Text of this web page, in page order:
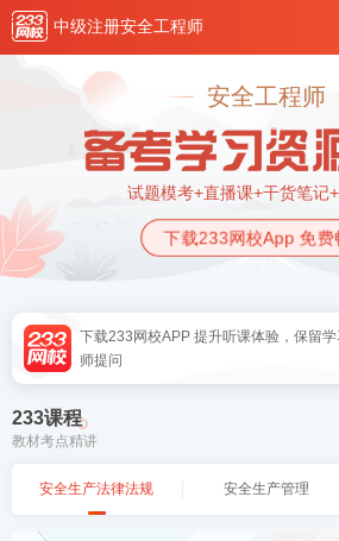
中级注册安全工程师
安全工程师
试题模考+直播课+干货笔记
下载233网校App 免费
下载233网校APP 提升听课体验，保留
师提问
233课程
教材考点精讲
安全生产法律法规 安全生产管理